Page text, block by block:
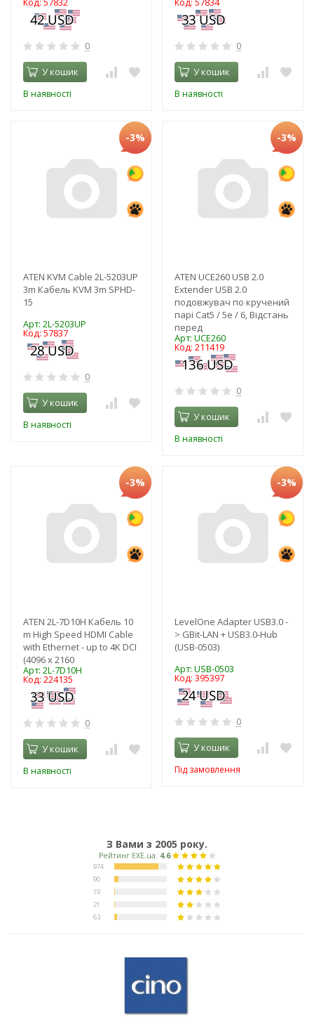
0
У кошик
В наявності
0
У кошик
В наявності
-3%
ATEN KVM Cable 2L-5203UP
3m Кабель KVM 3m SPHD-
15
Арт: 2L-5203UP
Код: 57837
0
У кошик
В наявності
-3%
ATEN UCE260 USB 2.0
Extender USB 2.0
подовжувач по кручений
парі Cat5 / 5e / 6, Відстань
перед
Арт: UCE260
Код: 211419
0
У кошик
В наявності
-3%
ATEN 2L-7D10H Кабель 10
m High Speed HDMI Cable
with Ethernet - up to 4K DCI
(4096 x 2160
Арт: 2L-7D10H
Код: 224135
0
У кошик
В наявності
-3%
LevelOne Adapter USB3.0 -
> GBit-LAN + USB3.0-Hub
(USB-0503)
Арт: USB-0503
Код: 395397
0
У кошик
Під замовлення
З Вами з 2005 року.